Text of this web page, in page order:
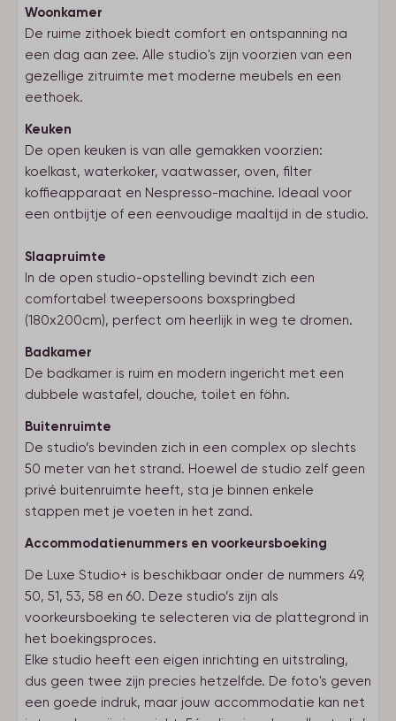
Woonkamer
De ruime zithoek biedt comfort en ontspanning na
een dag aan zee. Alle studio's zijn voorzien van een
gezellige zitruimte met moderne meubels en een
eethoek.
Keuken
De open keuken is van alle gemakken voorzien:
koelkast, waterkoker, vaatwasser, oven, filter
koffieapparaat en Nespresso-machine. Ideaal voor
een ontbijtje of een eenvoudige maaltijd in de studio.
Slaapruimte
In de open studio-opstelling bevindt zich een
comfortabel tweepersoons boxspringbed
(180x200cm), perfect om heerlijk in weg te dromen.
Badkamer
De badkamer is ruim en modern ingericht met een
dubbele wastafel, douche, toilet en föhn.
Buitenruimte
De studio’s bevinden zich in een complex op slechts
50 meter van het strand. Hoewel de studio zelf geen
privé buitenruimte heeft, sta je binnen enkele
stappen met je voeten in het zand.
Accommodatienummers en voorkeursboeking
De Luxe Studio+ is beschikbaar onder de nummers 49,
50, 51, 53, 58 en 60. Deze studio’s zijn als
voorkeursboeking te selecteren via de plattegrond in
het boekingsproces.
Elke studio heeft een eigen inrichting en uitstraling,
dus geen twee zijn precies hetzelfde. De foto's geven
een goede indruk, maar jouw accommodatie kan net